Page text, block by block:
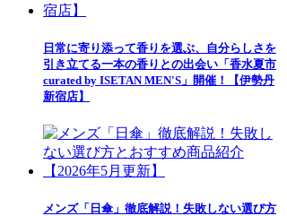
日常に寄り添って香りを選ぶ、自分らしさを
引き立てる一本の香りとの出会い「香水夏市
curated by ISETAN MEN'S」開催！【伊勢丹
新宿店】
メンズ「日傘」徹底解説！失敗しない選び方